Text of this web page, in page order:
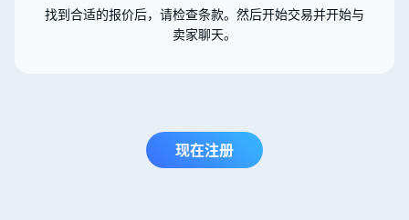
找到合适的报价后，请检查条款。然后开始交易并开始与
卖家聊天。
现在注册